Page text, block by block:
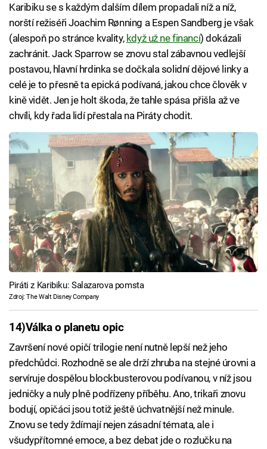
Karibiku se s každým dalším dílem propadali níž a níž,
norští režiséři Joachim Rønning a Espen Sandberg je však
(alespoň po stránce kvality, když už ne financí) dokázali
zachránit. Jack Sparrow se znovu stal zábavnou vedlejší
postavou, hlavní hrdinka se dočkala solidní dějové linky a
celé je to přesně ta epická podívaná, jakou chce člověk v
kině vidět. Jen je holt škoda, že tahle spása přišla až ve
chvíli, kdy řada lidí přestala na Piráty chodit.
Piráti z Karibiku: Salazarova pomsta
Zdroj: The Walt Disney Company
14)Válka o planetu opic
Završení nové opičí trilogie není nutně lepší než jeho
předchůdci. Rozhodně se ale drží zhruba na stejné úrovni a
servíruje dospělou blockbusterovou podívanou, v níž jsou
jedničky a nuly plně podřízeny příběhu. Ano, trikaři znovu
bodují, opičáci jsou totiž ještě úchvatnější než minule.
Znovu se tedy ždímají nejen zásadní témata, ale i
všudypřítomné emoce, a bez debat jde o rozlučku na